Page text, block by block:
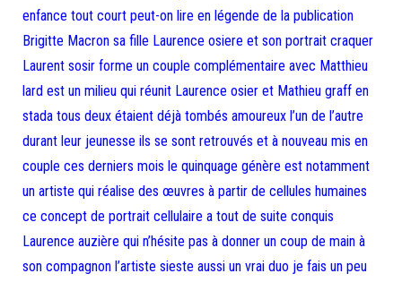
enfance tout court peut-on lire en légende de la publication
Brigitte Macron sa fille Laurence osiere et son portrait craquer
Laurent sosir forme un couple complémentaire avec Matthieu
lard est un milieu qui réunit Laurence osier et Mathieu graff en
stada tous deux étaient déjà tombés amoureux l’un de l’autre
durant leur jeunesse ils se sont retrouvés et à nouveau mis en
couple ces derniers mois le quinquage génère est notamment
un artiste qui réalise des œuvres à partir de cellules humaines
ce concept de portrait cellulaire a tout de suite conquis
Laurence auzière qui n’hésite pas à donner un coup de main à
son compagnon l’artiste sieste aussi un vrai duo je fais un peu